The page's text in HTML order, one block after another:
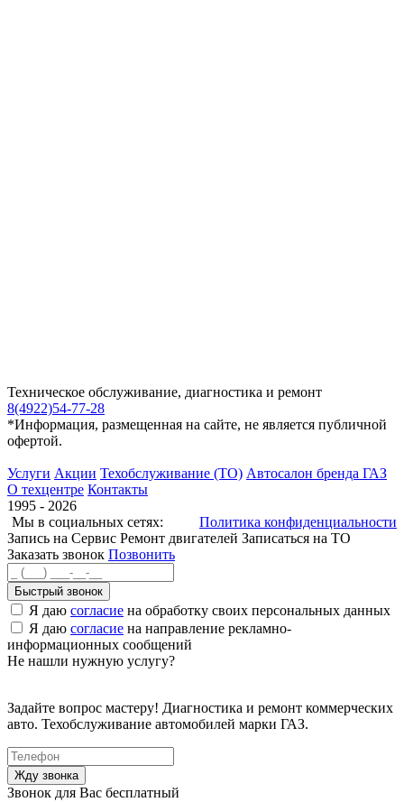
Техническое обслуживание, диагностика и ремонт
8(4922)54-77-28
*Информация, размещенная на сайте, не является публичной
офертой.
Услуги Акции Техобслуживание (ТО) Автосалон бренда ГАЗ
О техцентре Контакты
1995 - 2026
Мы в социальных сетях:
Политика конфиденциальности
Запись на Сервис Ремонт двигателей Записаться на ТО
Заказать звонок Позвонить
Быстрый звонок
Я даю согласие на обработку своих персональных данных
Я даю согласие на направление рекламно-
информационных сообщений
Не нашли нужную услугу?
Задайте вопрос мастеру! Диагностика и ремонт коммерческих
авто. Техобслуживание автомобилей марки ГАЗ.
Звонок для Вас бесплатный